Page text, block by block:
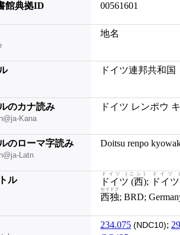
館典拠ID 00561601
地名
ドイツ連邦共和国
のカナ読み
Kana
ドイツ レンポウ
のローマ字読み
Latn
Doitsu renpo
ル ドイツ (西)
ドイツ (ニシ)
; ドイ
ドイツ
西独
セイドク
; BRD;
234.075 (NDC10);